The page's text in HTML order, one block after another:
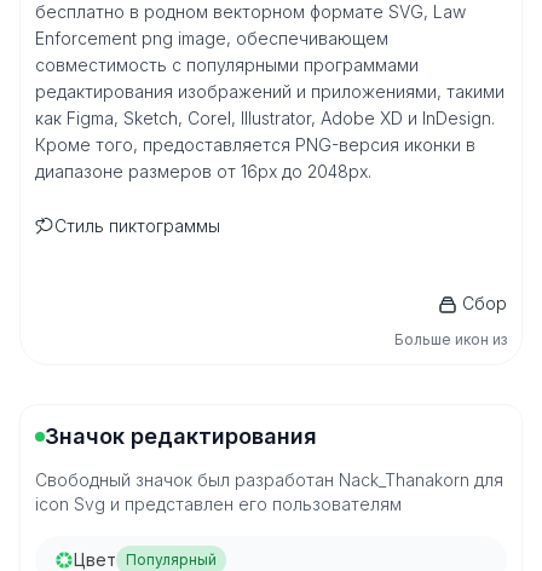
бесплатно в родном векторном формате SVG, Law
Enforcement png image, обеспечивающем
совместимость с популярными программами
редактирования изображений и приложениями, такими
как Figma, Sketch, Corel, Illustrator, Adobe XD и InDesign.
Кроме того, предоставляется PNG-версия иконки в
диапазоне размеров от 16px до 2048px.
Стиль пиктограммы
Сбор
Больше икон из
Значок редактирования
Свободный значок был разработан Nack_Thanakorn для
icon Svg и представлен его пользователям
Цвет Популярный